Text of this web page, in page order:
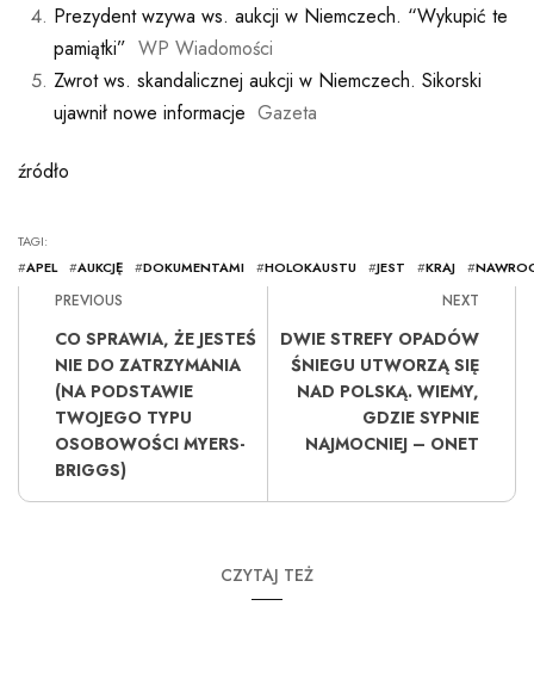
Prezydent wzywa ws. aukcji w Niemczech. “Wykupić te
pamiątki” WP Wiadomości
Zwrot ws. skandalicznej aukcji w Niemczech. Sikorski
ujawnił nowe informacje Gazeta
źródło
TAGI:
#APEL #AUKCJĘ #DOKUMENTAMI #HOLOKAUSTU #JEST #KRAJ #
PREVIOUS
CO SPRAWIA, ŻE ​​JESTEŚ
NIE DO ZATRZYMANIA
(NA PODSTAWIE
TWOJEGO TYPU
OSOBOWOŚCI MYERS-
BRIGGS)
NEXT
DWIE STREFY OPADÓW
ŚNIEGU UTWORZĄ SIĘ
NAD POLSKĄ. WIEMY,
GDZIE SYPNIE
NAJMOCNIEJ – ONET
CZYTAJ TEŻ